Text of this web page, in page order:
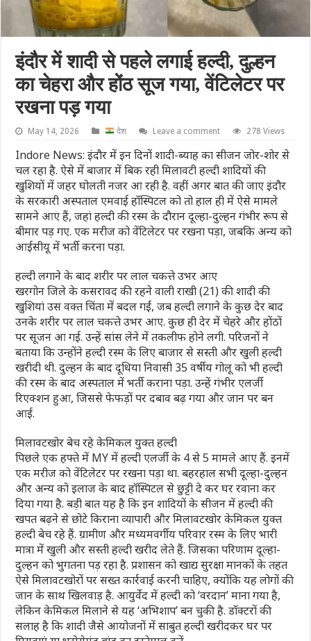
इंदौर में शादी से पहले लगाई हल्दी, दुल्हन
का चेहरा और होंठ सूज गया, वेंटिलेटर पर
रखना पड़ गया
May 14, 2026 देश Leave a comment 278 Views
Indore News: इंदौर में इन दिनों शादी-ब्याह का सीजन जोर-शोर से
चल रहा है. ऐसे में बाजार में बिक रही मिलावटी हल्दी शादियों की
खुशियों में जहर घोलती नजर आ रही है. वहीं अगर बात की जाए इंदौर
के सरकारी अस्पताल एमवाई हॉस्पिटल को तो हाल ही में ऐसे मामले
सामने आए हैं, जहां हल्दी की रस्म के दौरान दूल्हा-दुल्हन गंभीर रूप से
बीमार पड़ गए. एक मरीज को वेंटिलेटर पर रखना पड़ा, जबकि अन्य को
आईसीयू में भर्ती करना पड़ा.
हल्दी लगाने के बाद शरीर पर लाल चकत्ते उभर आए
खरगोन जिले के कसरावद की रहने वाली राखी (21) की शादी की
खुशियां उस वक्त चिंता में बदल गईं, जब हल्दी लगाने के कुछ देर बाद
उनके शरीर पर लाल चकत्ते उभर आए. कुछ ही देर में चेहरे और होंठों
पर सूजन आ गई. उन्हें सांस लेने में तकलीफ होने लगी. परिजनों ने
बताया कि उन्होंने हल्दी रस्म के लिए बाजार से सस्ती और खुली हल्दी
खरीदी थी. दुल्हन के बाद दूधिया निवासी 35 वर्षीय गोलू को भी हल्दी
की रस्म के बाद अस्पताल में भर्ती कराना पड़ा. उन्हें गंभीर एलर्जी
रिएक्शन हुआ, जिससे फेफड़ों पर दबाव बढ़ गया और जान पर बन
आई.
मिलावटखोर बेच रहे केमिकल युक्त हल्दी
पिछले एक हफ्ते में MY में हल्दी एलर्जी के 4 से 5 मामले आए हैं. इनमें
एक मरीज को वेंटिलेटर पर रखना पड़ा था. बहरहाल सभी दूल्हा-दुल्हन
और अन्य को इलाज के बाद हॉस्पिटल से छुट्टी दे कर घर रवाना कर
दिया गया है. बड़ी बात यह है कि इन शादियों के सीजन में हल्दी की
खपत बढ़ने से छोटे किराना व्यापारी और मिलावटखोर केमिकल युक्त
हल्दी बेच रहे हैं. ग्रामीण और मध्यमवर्गीय परिवार रस्म के लिए भारी
मात्रा में खुली और सस्ती हल्दी खरीद लेते हैं. जिसका परिणाम दूल्हा-
दुल्हन को भुगतना पड़ रहा है. प्रशासन को खाद्य सुरक्षा मानकों के तहत
ऐसे मिलावटखोरों पर सख्त कार्रवाई करनी चाहिए, क्योंकि यह लोगों की
जान के साथ खिलवाड़ है. आयुर्वेद में हल्दी को ‘वरदान’ माना गया है,
लेकिन केमिकल मिलाने से यह ‘अभिशाप’ बन चुकी है. डॉक्टरों की
सलाह है कि शादी जैसे आयोजनों में साबुत हल्दी खरीदकर घर पर